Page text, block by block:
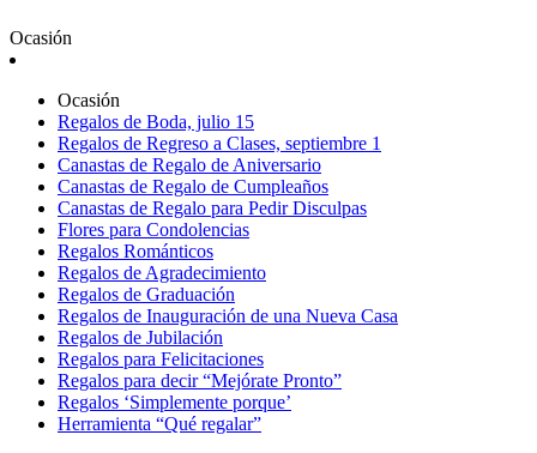
Ocasión
Ocasión
Regalos de Boda, julio 15
Regalos de Regreso a Clases, septiembre 1
Canastas de Regalo de Aniversario
Canastas de Regalo de Cumpleaños
Canastas de Regalo para Pedir Disculpas
Flores para Condolencias
Regalos Románticos
Regalos de Agradecimiento
Regalos de Graduación
Regalos de Inauguración de una Nueva Casa
Regalos de Jubilación
Regalos para Felicitaciones
Regalos para decir “Mejórate Pronto”
Regalos ‘Simplemente porque’
Herramienta “Qué regalar”